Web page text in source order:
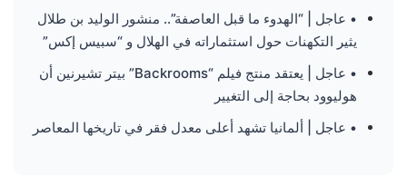
• عاجل | “الهدوء ما قبل العاصفة”.. منشور الوليد بن طلال
يثير التكهنات حول استثماراته في الهلال و “سبيس إكس”
• عاجل | يعتقد منتج فيلم “Backrooms” بيتر تشيرنين أن
هوليوود بحاجة إلى التغيير
• عاجل | ألمانيا تشهد أعلى معدل فقر في تاريخها المعاصر